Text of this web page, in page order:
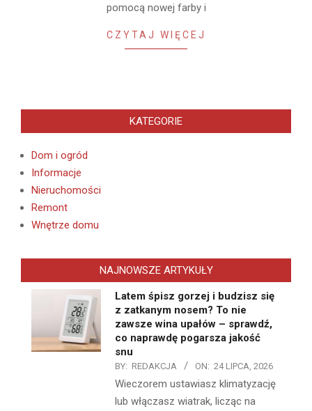
pomocą nowej farby i
CZYTAJ WIĘCEJ
KATEGORIE
Dom i ogród
Informacje
Nieruchomości
Remont
Wnętrze domu
NAJNOWSZE ARTYKUŁY
Latem śpisz gorzej i budzisz się
z zatkanym nosem? To nie
zawsze wina upałów – sprawdź,
co naprawdę pogarsza jakość
snu
BY: REDAKCJA ON: 24 LIPCA, 2026
Wieczorem ustawiasz klimatyzację
lub włączasz wiatrak, licząc na